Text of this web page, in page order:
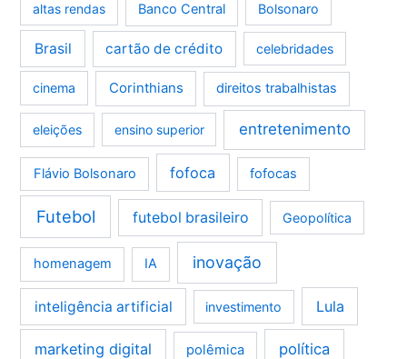
altas rendas Banco Central Bolsonaro
Brasil cartão de crédito celebridades
cinema Corinthians direitos trabalhistas
eleições ensino superior entretenimento
Flávio Bolsonaro fofoca fofocas
Futebol futebol brasileiro Geopolítica
homenagem IA inovação
inteligência artificial investimento Lula
marketing digital polêmica política